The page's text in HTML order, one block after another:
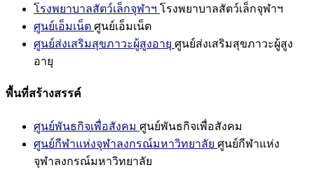
โรงพยาบาลสัตว์เล็กจุฬาฯ โรงพยาบาลสัตว์เล็กจุฬาฯ
ศูนย์เอ็มเน็ต ศูนย์เอ็มเน็ต
ศูนย์ส่งเสริมสุขภาวะผู้สูงอายุ ศูนย์ส่งเสริมสุขภาวะผู้สูง
อายุ
พื้นที่สร้างสรรค์
ศูนย์พันธกิจเพื่อสังคม ศูนย์พันธกิจเพื่อสังคม
ศูนย์กีฬาแห่งจุฬาลงกรณ์มหาวิทยาลัย ศูนย์กีฬาแห่ง
จุฬาลงกรณ์มหาวิทยาลัย